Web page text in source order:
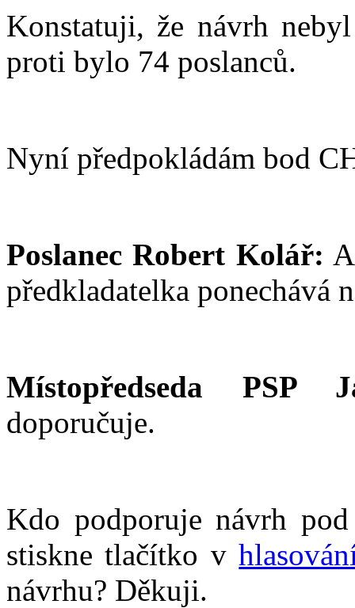
Konstatuji, že návrh
proti bylo 74 poslanců.
Nyní předpokládám bod
Poslanec Robert Kolář:
předkladatelka ponechává
Místopředseda PSP
doporučuje.
Kdo podporuje návrh
stiskne tlačítko v
návrhu? Děkuji.